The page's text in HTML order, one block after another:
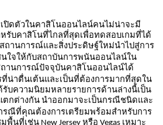
ปิดตัวในคาสิโนออนไลน์คนไม่น่าจะมี
รับคาสิโนที่ไกลที่สุดเพื่อทดสอบเกมที่ได้
ถานการณ์และสิ่งประดิษฐ์ใหม่นำไปสู่การ
ใจให้กับสถาบันการพนันออนไลน์ใน
านการณ์ปัจจุบันคาสิโนออนไลน์ได้
ที่น่าตื่นเต้นและเป็นที่ต้องการมากที่สุดใน
บความนิยมหลายรายการด้านล่างนี้เป็น
ตกต่างกันนำออกมาจะเป็นกรณีชนิดและ
รณีที่คุณต้องการเตรียมพร้อมสำหรับการ
มพื้นที่เช่น New Jersey หรือ Vegas เหมาะ